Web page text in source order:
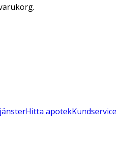
Hitta apotekKundservice